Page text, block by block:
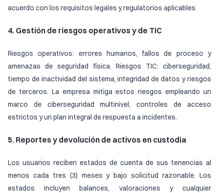
acuerdo con los requisitos legales y regulatorios aplicables.
4. Gestión de riesgos operativos y de TIC
Riesgos operativos: errores humanos, fallos de proceso y
amenazas de seguridad física. Riesgos TIC: ciberseguridad,
tiempo de inactividad del sistema, integridad de datos y riesgos
de terceros. La empresa mitiga estos riesgos empleando un
marco de ciberseguridad multinivel, controles de acceso
estrictos y un plan integral de respuesta a incidentes.
5. Reportes y devolución de activos en custodia
Los usuarios reciben estados de cuenta de sus tenencias al
menos cada tres (3) meses y bajo solicitud razonable. Los
estados incluyen balances, valoraciones y cualquier